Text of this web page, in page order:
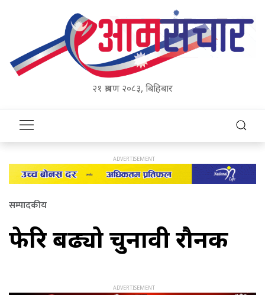
२१ श्रावण २०८३, बिहिबार
सम्पादकीय
फेरि बढ्यो चुनावी रौनक